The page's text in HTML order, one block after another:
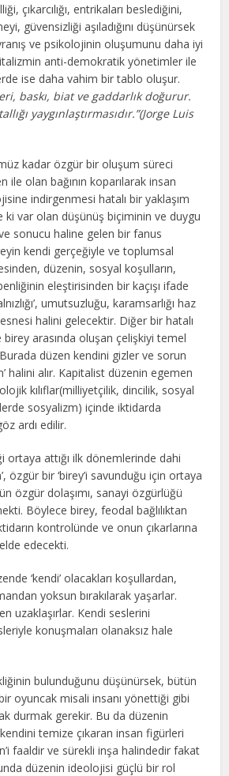
çıkarcılığı, entrikaları beslediğini,
güvensizliği aşıladığını düşünürsek
ve psikolojinin oluşumunu daha iyi
anti-demokratik yönetimler ile
ise daha vahim bir tablo oluşur.
baskı, biat ve gaddarlık doğurur.
yaygınlaştırmasıdır.”(Jorge Luis
kadar özgür bir oluşum süreci
ile olan bağının koparılarak insan
indirgenmesi hatalı bir yaklaşım
ki var olan düşünüş biçiminin ve duygu
sonucu haline gelen bir fanus
kendi gerçeğiyle ve toplumsal
düzenin, sosyal koşulların,
eleştirisinden bir kaçışı ifade
umutsuzluğu, karamsarlığı haz
halini gelecektir. Diğer bir hatalı
arasında oluşan çelişkiyi temel
düzen kendini gizler ve sorun
halini alır. Kapitalist düzenin egemen
kılıflar(milliyetçilik, dincilik, sosyal
sosyalizm) içinde iktidarda
ardı edilir.
ortaya attığı ilk dönemlerinde dahi
özgür bir ‘birey’i savunduğu için ortaya
özgür dolaşımı, sanayi özgürlüğü
Böylece birey, feodal bağlılıktan
kontrolünde ve onun çıkarlarına
edecekti.
‘kendi’ olacakları koşullardan,
yoksun bırakılarak yaşarlar.
uzaklaşırlar. Kendi seslerini
konuşmaları olanaksız hale
bulunduğunu düşünürsek, bütün
oyuncak misali insanı yönettiği gibi
durmak gerekir. Bu da düzenin
temize çıkaran insan figürleri
faaldir ve sürekli inşa halindedir fakat
düzenin ideolojisi güçlü bir rol